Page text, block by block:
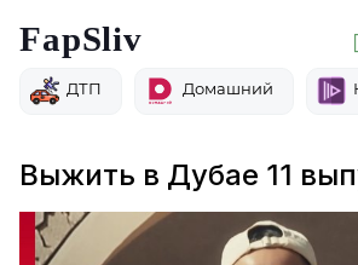
FapSliv
ДТП Домашний
Выжить в Дубае 11